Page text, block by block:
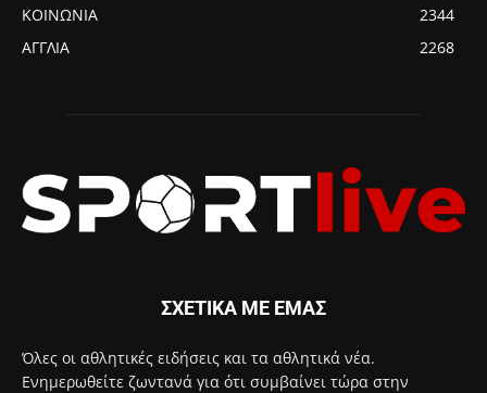
ΚΟΙΝΩΝΙΑ
2344
ΑΓΓΛΙΑ
2268
ΣΧΕΤΙΚΑ ΜΕ ΕΜΑΣ
Όλες οι αθλητικές ειδήσεις και τα αθλητικά νέα.
Ενημερωθείτε ζωντανά για ότι συμβαίνει τώρα στην